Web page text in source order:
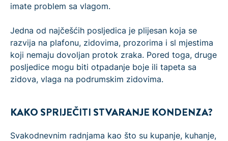
imate problem sa vlagom.
Jedna od najčešćih posljedica je plijesan koja se
razvija na plafonu, zidovima, prozorima i sl mjestima
koji nemaju dovoljan protok zraka. Pored toga, druge
posljedice mogu biti otpadanje boje ili tapeta sa
zidova, vlaga na podrumskim zidovima.
KAKO SPRIJEČITI STVARANJE KONDENZA?
Svakodnevnim radnjama kao što su kupanje, kuhanje,